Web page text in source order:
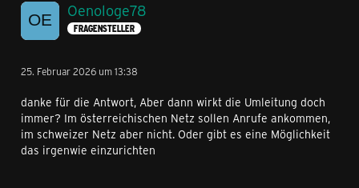
Oenologe78
FRAGENSTELLER
25. Februar 2026 um 13:38
danke für die Antwort, Aber dann wirkt die Umleitung doch
immer? Im österreichischen Netz sollen Anrufe ankommen,
im schweizer Netz aber nicht. Oder gibt es eine Möglichkeit
das irgenwie einzurichten